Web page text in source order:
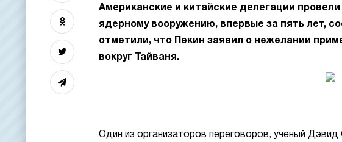
Американские и китайские делегации
ядерному вооружению, впервые за пять лет,
отметили, что Пекин заявил о нежелании
вокруг Тайваня.
Один из организаторов переговоров, ученый